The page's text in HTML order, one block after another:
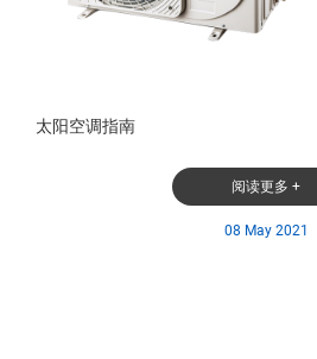
太阳空调指南
阅读更多 +
08 May 2021